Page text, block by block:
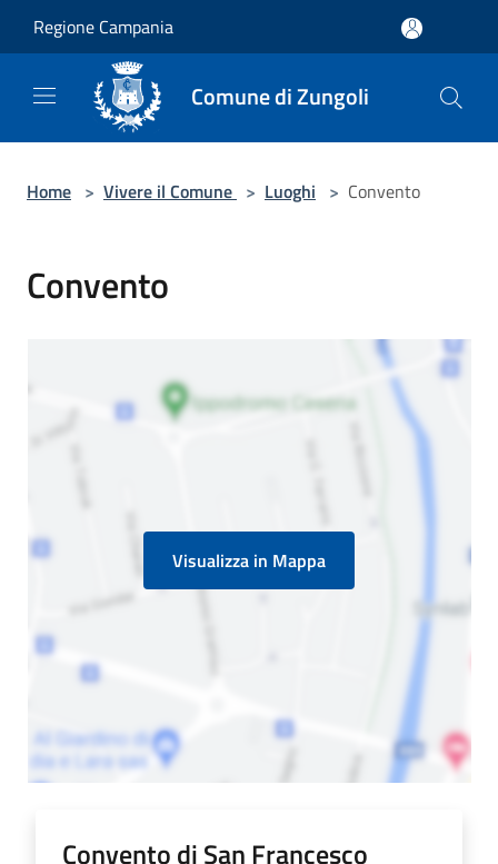
Regione Campania
Comune di Zungoli
Home > Vivere il Comune > Luoghi > Convento
Convento
Visualizza in Mappa
Convento di San Francesco